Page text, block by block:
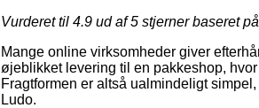
Vurderet til 4.9 ud af 5 stjerner baseret på
Mange online virksomheder giver
øjeblikket levering til en pakkeshop,
Fragtformen er altså ualmindeligt
Ludo.